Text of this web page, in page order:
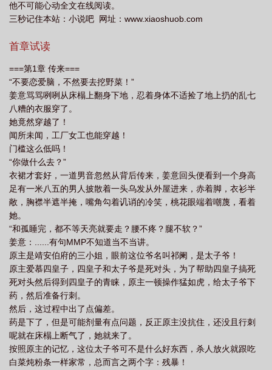
爱我 太子不能撩 太子不能再进了
子爷他不可能心动春六
爷他不可能心动 春六
他不可能心动全文在线阅读。
三秒记住本站：小说吧 网址：www.xiaoshuob.com
首章试读
===第1章 传来===
“不要恋爱脑，不然要去挖野菜！”
姜意骂骂咧咧从床榻上翻身下地，忍着身体不适捡了地上扔的乱七
八糟的衣服穿了。
她竟然穿越了！
闻所未闻，工厂女工也能穿越！
门槛这么低吗！
“你做什么去？”
衣裙才套好，一道男音忽然从背后传来，姜意回头便看到一个身高
足有一米八五的男人披散着一头乌发从外屋进来，赤着脚，衣衫半
敞，胸襟半遮半掩，嘴角勾着讥诮的冷笑，桃花眼端着嘲蔑，看着
她。
“和孤睡完，都不等天亮就要走？腰不疼？腿不软？”
姜意：......有句MMP不知道当不当讲。
原主是靖安伯府的三小姐，眼前这位爷名叫祁阑，是太子爷！
原主爱慕四皇子，四皇子和太子爷是死对头，为了帮助四皇子搞死
死对头然后得到四皇子的青睐，原主一顿操作猛如虎，给太子爷下
药，然后准备行刺。
然后，这过程中出了点偏差。
药是下了，但是可能剂量有点问题，反正原主没抗住，还没且行刺
呢就在床榻上断气了，她就来了。
按照原主的记忆，这位太子爷可不是什么好东西，杀人放火就跟吃
白菜炖粉条一样家常，总而言之两个字：残暴！